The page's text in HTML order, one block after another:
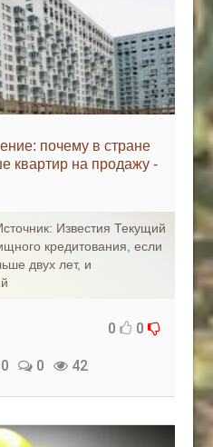
почему в стране
квартир на продажу -
Известия Текущий
кредитования, если
двух лет, и
0 0
0 42